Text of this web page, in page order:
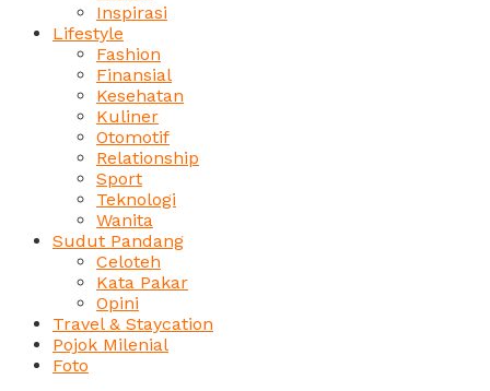
Inspirasi
Lifestyle
Fashion
Finansial
Kesehatan
Kuliner
Otomotif
Relationship
Sport
Teknologi
Wanita
Sudut Pandang
Celoteh
Kata Pakar
Opini
Travel & Staycation
Pojok Milenial
Foto